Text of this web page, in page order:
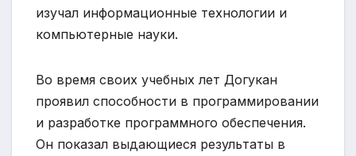
изучал информационные технологии и
компьютерные науки.
Во время своих учебных лет Догукан
проявил способности в программировании
и разработке программного обеспечения.
Он показал выдающиеся результаты в